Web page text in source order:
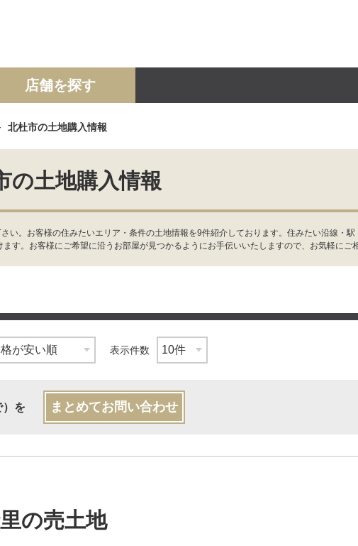
ン 土地
店舗を探す
北杜市の土地購入情報
の土地購入情報
。お客様の住みたいエリア・条件の土地情報を9件紹介しております。住みたい沿線・
す。お客様にご希望に沿うお部屋が見つかるようにお手伝いいたしますので、お気軽にご
表示件数
を まとめてお問い合わせ
の売土地